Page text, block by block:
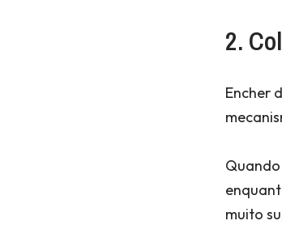
2.
Encher
muito